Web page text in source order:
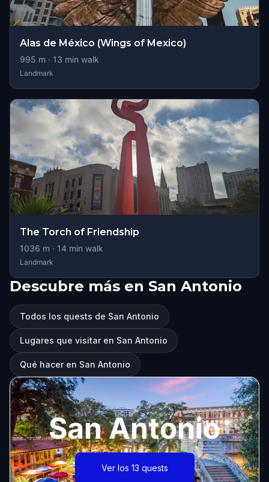
Alas de México (Wings of Mexico)
995 m · 13 min walk
Landmark
The Torch of Friendship
1036 m · 14 min walk
Landmark
Descubre más en San Antonio
Todos los quests de San Antonio
Lugares que visitar en San Antonio
Qué hacer en San Antonio
San Antonio
Ver los 13 quests